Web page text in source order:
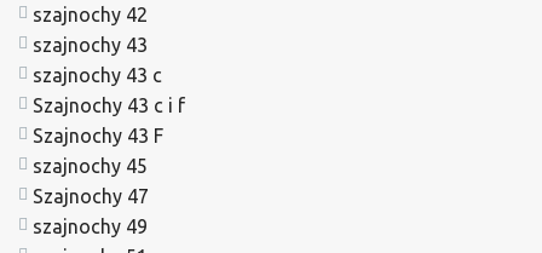
szajnochy 42
szajnochy 43
szajnochy 43 c
Szajnochy 43 c i f
Szajnochy 43 F
szajnochy 45
Szajnochy 47
szajnochy 49